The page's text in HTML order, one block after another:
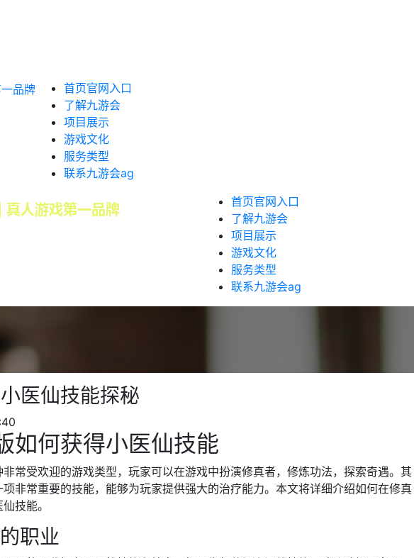
首页官网入口
了解九游会
项目展示
游戏文化
服务类型
联系九游会ag
首页官网入口
了解九游会
项目展示
游戏文化
服务类型
联系九游会ag
医仙技能探秘
如何获得小医仙技能
常受欢迎的游戏类型，玩家可以在游戏中扮演修真者，修炼功法，探索奇遇。其
非常重要的技能，能够为玩家提供强大的治疗能力。本文将详细介绍如何在修真
技能。
职业